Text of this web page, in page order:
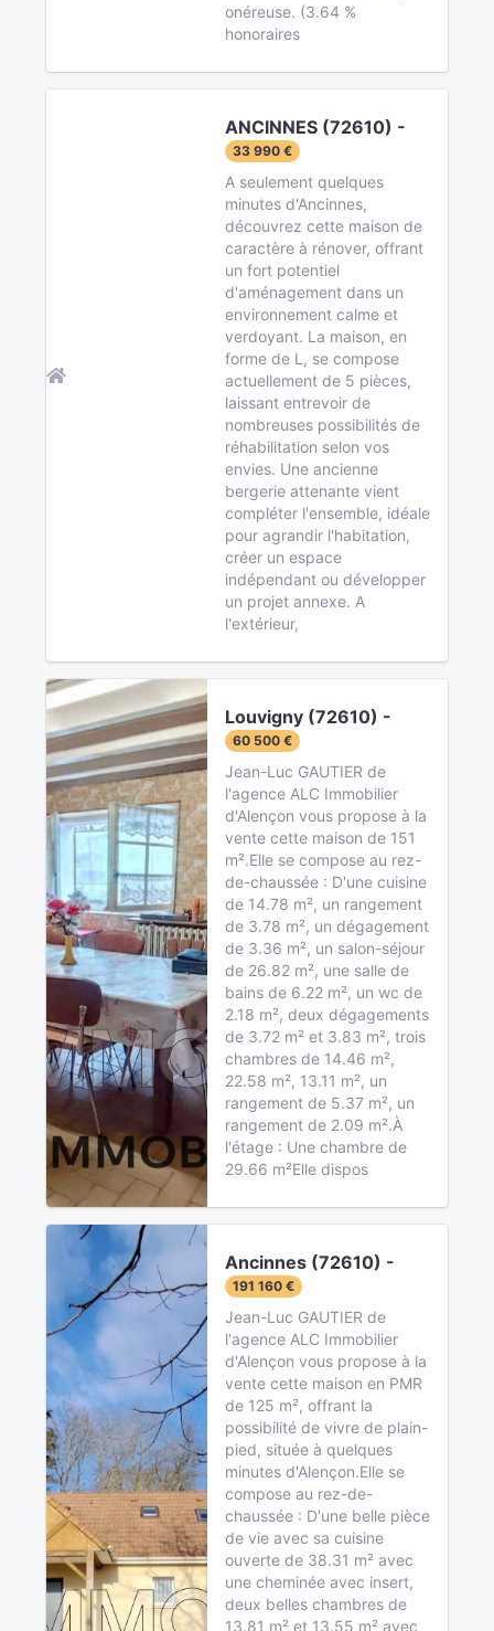
onéreuse. (3.64 %
honoraires
ANCINNES (72610) -
33 990 €
A seulement quelques
minutes d'Ancinnes,
découvrez cette maison de
caractère à rénover, offrant
un fort potentiel
d'aménagement dans un
environnement calme et
verdoyant. La maison, en
forme de L, se compose
actuellement de 5 pièces,
laissant entrevoir de
nombreuses possibilités de
réhabilitation selon vos
envies. Une ancienne
bergerie attenante vient
compléter l'ensemble, idéale
pour agrandir l'habitation,
créer un espace
indépendant ou développer
un projet annexe. A
l'extérieur,
Louvigny (72610) -
60 500 €
Jean-Luc GAUTIER de
l'agence ALC Immobilier
d'Alençon vous propose à la
vente cette maison de 151
m².Elle se compose au rez-
de-chaussée : D'une cuisine
de 14.78 m², un rangement
de 3.78 m², un dégagement
de 3.36 m², un salon-séjour
de 26.82 m², une salle de
bains de 6.22 m², un wc de
2.18 m², deux dégagements
de 3.72 m² et 3.83 m², trois
chambres de 14.46 m²,
22.58 m², 13.11 m², un
rangement de 5.37 m², un
rangement de 2.09 m².À
l'étage : Une chambre de
29.66 m²Elle dispos
Ancinnes (72610) -
191 160 €
Jean-Luc GAUTIER de
l'agence ALC Immobilier
d'Alençon vous propose à la
vente cette maison en PMR
de 125 m², offrant la
possibilité de vivre de plain-
pied, située à quelques
minutes d'Alençon.Elle se
compose au rez-de-
chaussée : D'une belle pièce
de vie avec sa cuisine
ouverte de 38.31 m² avec
une cheminée avec insert,
deux belles chambres de
13.81 m² et 13.55 m² avec